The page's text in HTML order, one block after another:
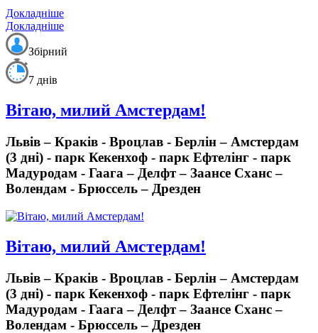
Докладніше
Докладніше
Збірний
7 днів
Вітаю, милий Амстердам!
Львів – Краків - Вроцлав - Берлін – Амстердам
(3 дні) - парк Кекенхоф - парк Ефтелінг - парк
Мадуродам - Гаага – Делфт – Заансе Сханс –
Волендам - Брюссель – Дрезден
Вітаю, милий Амстердам!
Львів – Краків - Вроцлав - Берлін – Амстердам
(3 дні) - парк Кекенхоф - парк Ефтелінг - парк
Мадуродам - Гаага – Делфт – Заансе Сханс –
Волендам - Брюссель – Дрезден